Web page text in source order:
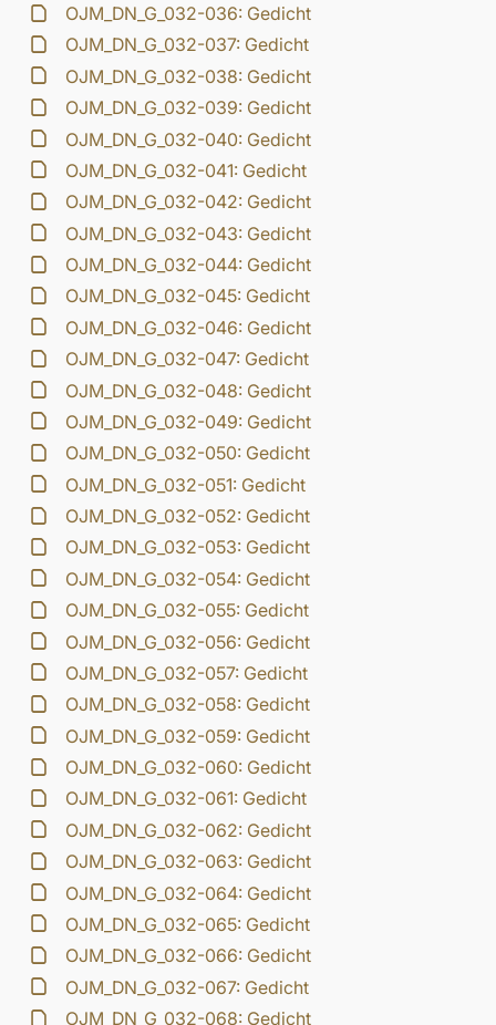
OJM_DN_G_032-036: Gedicht
OJM_DN_G_032-037: Gedicht
OJM_DN_G_032-038: Gedicht
OJM_DN_G_032-039: Gedicht
OJM_DN_G_032-040: Gedicht
OJM_DN_G_032-041: Gedicht
OJM_DN_G_032-042: Gedicht
OJM_DN_G_032-043: Gedicht
OJM_DN_G_032-044: Gedicht
OJM_DN_G_032-045: Gedicht
OJM_DN_G_032-046: Gedicht
OJM_DN_G_032-047: Gedicht
OJM_DN_G_032-048: Gedicht
OJM_DN_G_032-049: Gedicht
OJM_DN_G_032-050: Gedicht
OJM_DN_G_032-051: Gedicht
OJM_DN_G_032-052: Gedicht
OJM_DN_G_032-053: Gedicht
OJM_DN_G_032-054: Gedicht
OJM_DN_G_032-055: Gedicht
OJM_DN_G_032-056: Gedicht
OJM_DN_G_032-057: Gedicht
OJM_DN_G_032-058: Gedicht
OJM_DN_G_032-059: Gedicht
OJM_DN_G_032-060: Gedicht
OJM_DN_G_032-061: Gedicht
OJM_DN_G_032-062: Gedicht
OJM_DN_G_032-063: Gedicht
OJM_DN_G_032-064: Gedicht
OJM_DN_G_032-065: Gedicht
OJM_DN_G_032-066: Gedicht
OJM_DN_G_032-067: Gedicht
OJM_DN_G_032-068: Gedicht